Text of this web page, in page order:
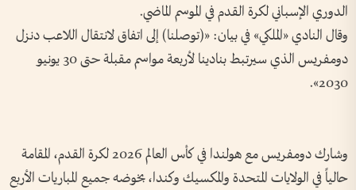
الدوري الإسباني لكرة القدم في الموسم الماضي.
وقال النادي «الملكي» في بيان: «(توصلنا) إلى اتفاق لانتقال اللاعب دنزل
دومفريس الذي سيرتبط بنادينا لأربعة مواسم مقبلة حتى 30 يونيو
2030».
وشارك دومفريس مع هولندا في كأس العالم 2026 لكرة القدم، المقامة
حالياً في الولايات المتحدة والمكسيك وكندا، بخوضه جميع المباريات الأربع